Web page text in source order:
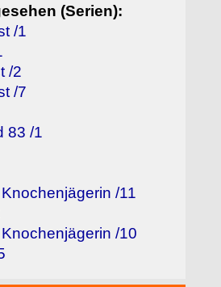
(Serien):
/1
/2
/7
83 /1
/11
/10